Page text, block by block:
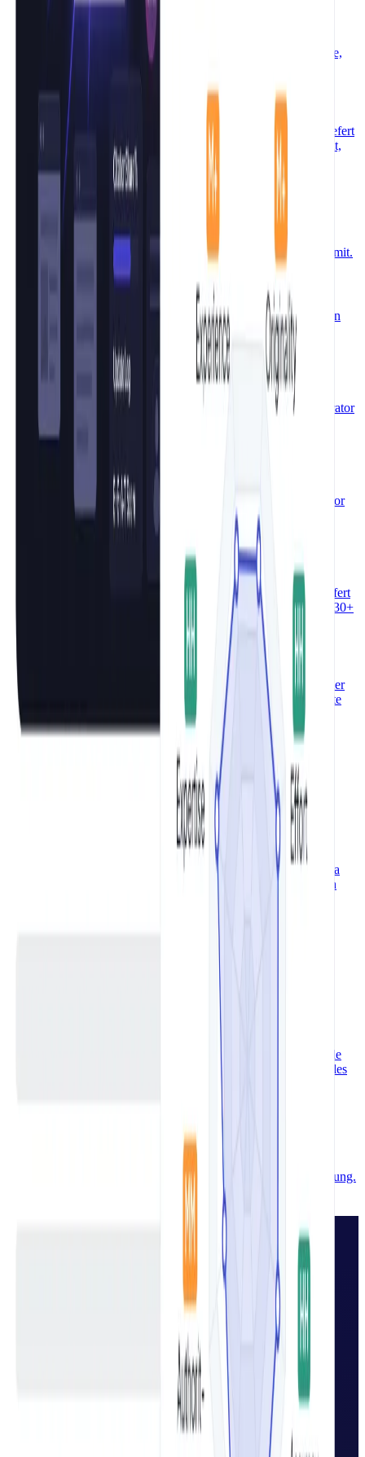
KI Text vermenschlichen kostenlos
KI-Text in natürliche Sprache umwandeln – kostenlos, ohne
Anmeldung. Maschinell klingende KI-Texte werden in fließende,
menschliche Sprache verwandelt.
Text umschreiben kostenlos – KI Umschreiber
Text umschreiben kostenlos – KI analysiert dein Original und liefert
eine neu formulierte Version. Ohne Anmeldung, ohne Tageslimit,
direkt im Browser.
KI Text humanisieren kostenlos
KI-generierten Text einfügen, auf „KI-Text nicht erkennbar
machen" klicken – und in Sekunden klingt dein Text wie ein
Mensch geschrieben. Kostenlos, ohne Anmeldung, kein Tageslimit.
KI Text zusammenfassen kostenlos
Text eingeben oder URL einfügen – der KI-Summarizer liefert in
Sekunden eine präzise Zusammenfassung. Kostenlos, ohne
Anmeldung, DSGVO-konform.
Blog Hook Generator kostenlos
Thema eingeben, Hook-Stil wählen – der KI-Blog-Hook-Generator
liefert in Sekunden packende Einleitungssätze für Blogartikel.
Kostenlos, ohne Anmeldung.
Blog-Ideen-Generator kostenlos
Thema eingeben, Sprache wählen – der KI-Blog-Ideen-Generator
liefert sofort Blogtitel und Artikelformate. Kostenlos, ohne
KI-Blog-Titel-Generator kostenlos
Thema eingeben, Ton wählen – der KI-Blog-Titel-Generator liefert
5 Titeloptionen mit Denkprozess. Kostenlos, ohne Anmeldung, 30+
Sprachen.
KI CTA Generator kostenlos
Produktbeschreibung eingeben, Ton und Zielgruppe wählen – der
KI CTA Generator erstellt sofort klickstarke Call-to-Action-Texte
und Button-Texte. Kostenlos, ohne Anmeldung.
Thema oder URL eingeben – der KI-FAQ-Generator erstellt in
Sekunden fertige Fragen und Antworten. Kostenlos, ohne
FAQ Schema Generator kostenlos
FAQs direkt eingeben oder per URL abrufen – der FAQ Schema
Generator erzeugt valides FAQPage JSON-LD für Google Rich
Bild hochladen, Sprache und Ton wählen – der KI Alt-Text
Generator liefert in Sekunden eine präzise Bildbeschreibung für
SEO und Barrierefreiheit. Kostenlos, ohne Anmeldung.
KI Meta Title Generator kostenlos
Thema und Keywords eingeben, Ton wählen – der KI Meta Title
Generator liefert in Sekunden mehrere SEO-optimierte Meta Titles
mit Erklärung. Kostenlos, ohne Anmeldung.
KI-Gliederungsgenerator kostenlos
Thema eingeben, Sprache und Ton wählen – der KI-
Gliederungsgenerator liefert in Sekunden eine strukturierte
Bloggliederung mit 3–10 Abschnitten. Kostenlos, ohne Anmeldung.
Suchst du ein
leistungsstarkes
Tool für besseren
Content?
Probier QuickCreator – professioneller,